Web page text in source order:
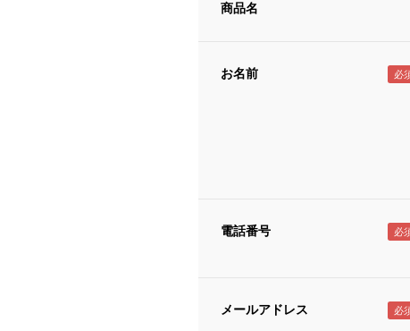
商品名
お名前
電話番号
メールアドレス